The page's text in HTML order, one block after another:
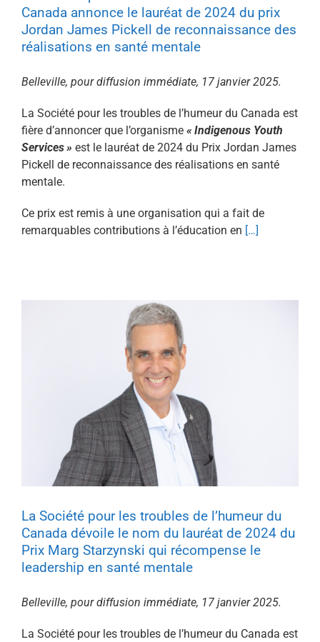
Canada annonce le lauréat de 2024 du prix
Jordan James Pickell de reconnaissance des
réalisations en santé mentale
Belleville, pour diffusion immédiate, 17 janvier 2025.
La Société pour les troubles de l’humeur du Canada est
fière d’annoncer que l’organisme « Indigenous Youth
Services » est le lauréat de 2024 du Prix Jordan James
Pickell de reconnaissance des réalisations en santé
mentale.
Ce prix est remis à une organisation qui a fait de
remarquables contributions à l’éducation en […]
La Société pour les troubles de l’humeur du
Canada dévoile le nom du lauréat de 2024 du
Prix Marg Starzynski qui récompense le
leadership en santé mentale
Belleville, pour diffusion immédiate, 17 janvier 2025.
La Société pour les troubles de l’humeur du Canada est